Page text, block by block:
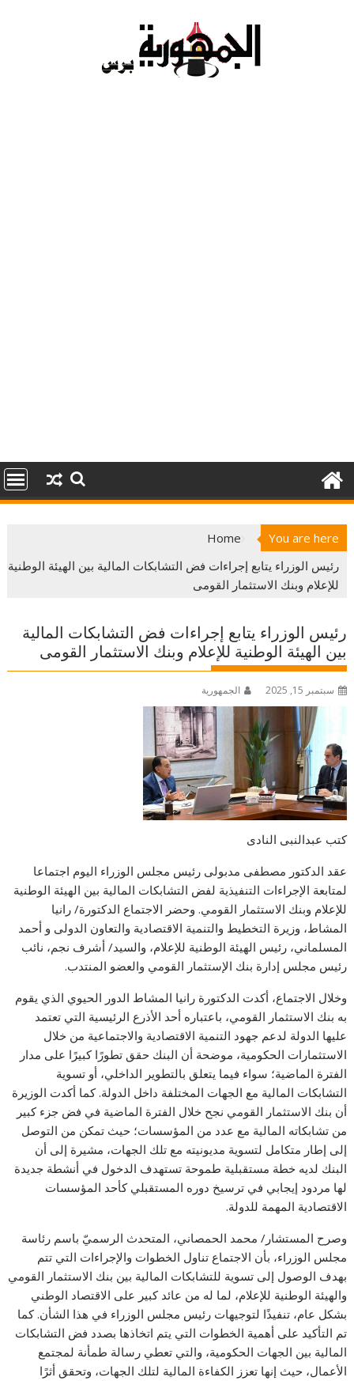
You are here
Home
رئيس الوزراء يتابع إجراءات فض التشابكات المالية بين الهيئة الوطنية
للإعلام وبنك الاستثمار القومى
رئيس الوزراء يتابع إجراءات فض التشابكات المالية
بين الهيئة الوطنية للإعلام وبنك الاستثمار القومى
سبتمبر 15, 2025 الجمهورية
كتب عبدالنبى النادى
عقد الدكتور مصطفى مدبولى رئيس مجلس الوزراء اليوم اجتماعا
لمتابعة الإجراءات التنفيذية لفض التشابكات المالية بين الهيئة الوطنية
للإعلام وبنك الاستثمار القومي. وحضر الاجتماع الدكتورة/ رانيا
المشاط، وزيرة التخطيط والتنمية الاقتصادية والتعاون الدولى و أحمد
المسلماني، رئيس الهيئة الوطنية للإعلام، والسيد/ أشرف نجم، نائب
رئيس مجلس إدارة بنك الإستثمار القومي والعضو المنتدب.
وخلال الاجتماع، أكدت الدكتورة رانيا المشاط الدور الحيوي الذي يقوم
به بنك الاستثمار القومي، باعتباره أحد الأذرع الرئيسية التي تعتمد
عليها الدولة لدعم جهود التنمية الاقتصادية والاجتماعية من خلال
الاستثمارات الحكومية، موضحة أن البنك حقق تطورًا كبيرًا على مدار
الفترة الماضية؛ سواء فيما يتعلق بالتطوير الداخلي، أو تسوية
التشابكات المالية مع الجهات المختلفة داخل الدولة. كما أكدت الوزيرة
أن بنك الاستثمار القومي نجح خلال الفترة الماضية في فض جزء كبير
من تشابكاته المالية مع عدد من المؤسسات؛ حيث تمكن من التوصل
إلى إطار متكامل لتسوية مديونيته مع تلك الجهات، مشيرة إلى أن
البنك لديه خطة مستقبلية طموحة تستهدف الدخول في أنشطة جديدة
لها مردود إيجابي في ترسيخ دوره المستقبلي كأحد المؤسسات
الاقتصادية المهمة للدولة.
وصرح المستشار/ محمد الحمصاني، المتحدث الرسميّ باسم رئاسة
مجلس الوزراء، بأن الاجتماع تناول الخطوات والإجراءات التي تتم
بهدف الوصول إلى تسوية للتشابكات المالية بين بنك الاستثمار القومي
والهيئة الوطنية للإعلام، لما له من عائد كبير على الاقتصاد الوطني
بشكل عام، تنفيذًا لتوجيهات رئيس مجلس الوزراء في هذا الشأن. كما
تم التأكيد على أهمية الخطوات التي يتم اتخاذها بصدد فض التشابكات
المالية بين الجهات الحكومية، والتي تعطي رسالة طمأنة لمجتمع
الأعمال، حيث إنها تعزز الكفاءة المالية لتلك الجهات، وتحقق أثرًا